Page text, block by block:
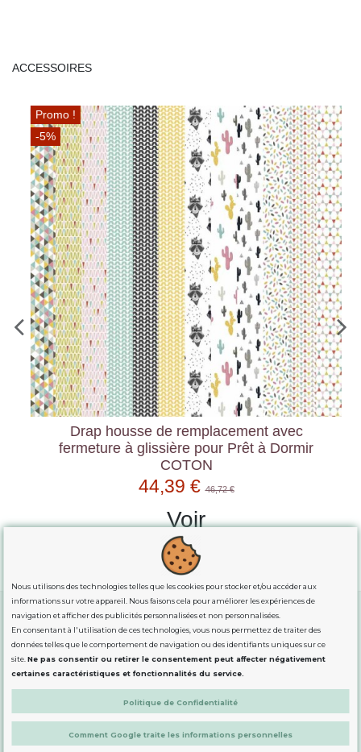
ACCESSOIRES
Promo !
-5%
Drap housse de remplacement avec
fermeture à glissière pour Prêt à Dormir
COTON
44,39 €46,72 €
Voir
GUIDE DES TAILLES
INFORMATION
DÉMARQUÉS
Nous utilisons des technologies telles que les cookies pour stocker et/ou accéder aux
informations sur votre appareil. Nous faisons cela pour améliorer les expériences de
navigation et afficher des publicités personnalisées et non personnalisées.
En consentant à l'utilisation de ces technologies, vous nous permettez de traiter des
données telles que le comportement de navigation ou des identifiants uniques sur ce
site.Ne pas consentir ou retirer le consentement peut affecter négativement
certaines caractéristiques et fonctionnalités du service.
Politique de Confidentialité
Comment Google traite les informations personnelles